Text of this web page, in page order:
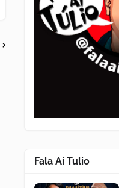
Fala Aí Tulio